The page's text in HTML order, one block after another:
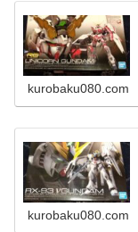
kurobaku080.com
kurobaku080.com